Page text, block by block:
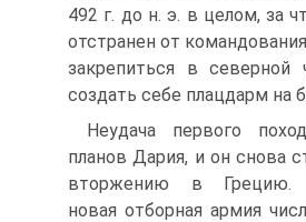
492 г. до н. э. в целом, за
отстранен от
закрепиться в
создать себе плацдарм на
Неудача первого
планов Дария, и он снова
вторжению в Грецию.
новая отборная армия